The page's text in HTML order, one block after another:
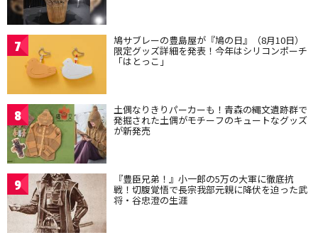
7 鳩サブレーの豊島屋が『鳩の日』（8月10日）
限定グッズ詳細を発表！今年はシリコンポーチ
「はとっこ」
8 土偶なりきりパーカーも！青森の縄文遺跡群で
発掘された土偶がモチーフのキュートなグッズ
が新発売
9 『豊臣兄弟！』小一郎の5万の大軍に徹底抗
戦！切腹覚悟で長宗我部元親に降伏を迫った武
将・谷忠澄の生涯